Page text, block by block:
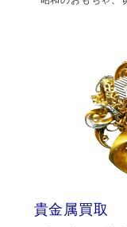
貴金属買取